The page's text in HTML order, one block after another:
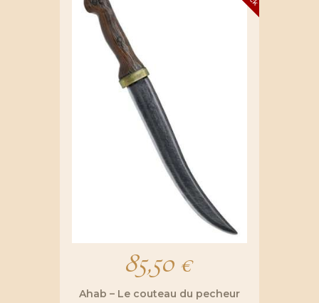
85,50€
Ahab – Le couteau du pecheur